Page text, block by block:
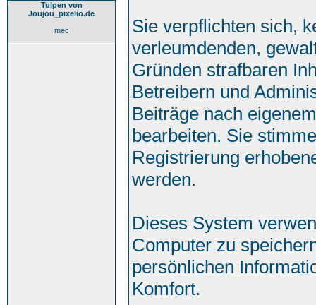
Tulpen von
Joujou_pixelio.de
mec
Sie verpflichten sich,
verleumdenden,
Gründen strafbaren
Betreibern und
Beiträge nach
bearbeiten. Sie
Registrierung
werden.
Dieses System
Computer zu
persönlichen
Komfort.